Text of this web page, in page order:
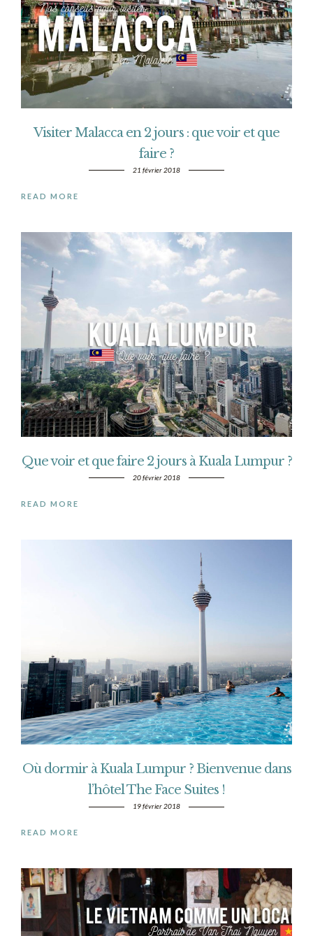
Visiter Malacca en 2 jours : que voir et que
faire ?
21 février 2018
READ MORE
Que voir et que faire 2 jours à Kuala Lumpur ?
20 février 2018
READ MORE
Où dormir à Kuala Lumpur ? Bienvenue dans
l’hôtel The Face Suites !
19 février 2018
READ MORE